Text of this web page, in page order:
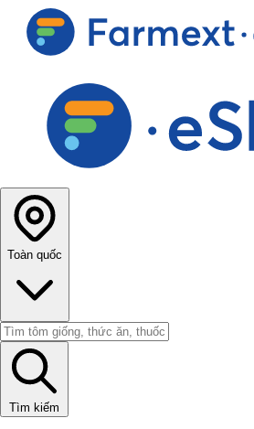
Toàn quốc
Tìm kiếm